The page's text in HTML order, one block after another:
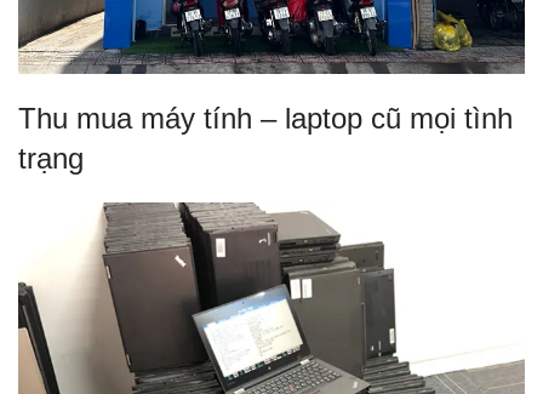
Thu mua máy tính – laptop cũ mọi tình
trạng